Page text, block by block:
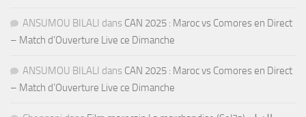
ANSUMOU BILALI dans CAN 2025 : Maroc vs Comores en Direct
– Match d’Ouverture Live ce Dimanche
ANSUMOU BILALI dans CAN 2025 : Maroc vs Comores en Direct
– Match d’Ouverture Live ce Dimanche